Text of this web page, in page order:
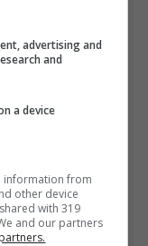
non riguarda
tipi di
Il
è meno
foglia riccia,
advertising and
and
a device
information from
other device
with 319
and our partners